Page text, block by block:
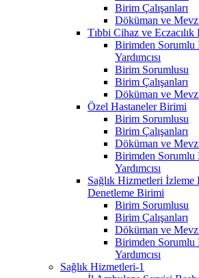
Birim Çalışanları
Döküman ve
Tıbbi Cihaz ve
Birimden Sorumlu
Yardımcısı
Birim Sorumlusu
Birim Çalışanları
Döküman ve
Özel Hastaneler Birimi
Birim Sorumlusu
Birim Çalışanları
Döküman ve
Birimden Sorumlu
Yardımcısı
Sağlık Hizmetleri İzleme
Denetleme Birimi
Birim Sorumlusu
Birim Çalışanları
Döküman ve
Birimden Sorumlu
Yardımcısı
Sağlık Hizmetleri-1